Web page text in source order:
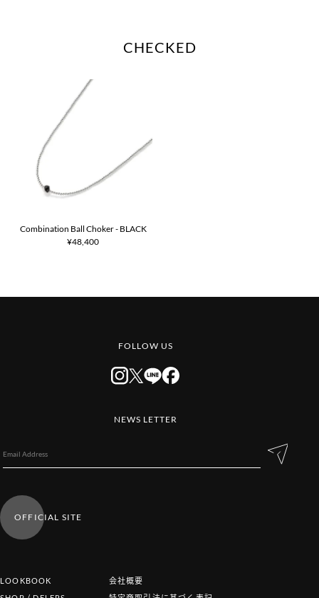
CHECKED
Combination Ball Choker - BLACK
¥48,400
FOLLOW US
NEWS LETTER
OFFICIAL SITE
LOOKBOOK
会社概要